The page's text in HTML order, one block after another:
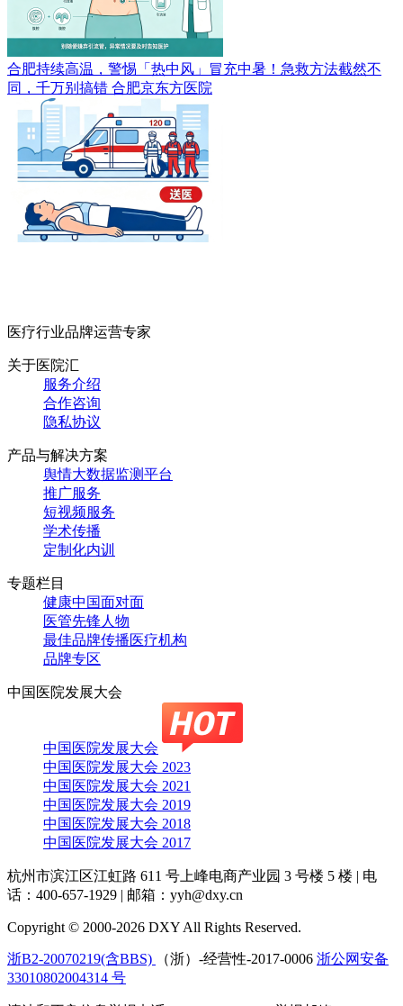
合肥持续高温，警惕「热中风」冒充中暑！急救方法截然不
同，千万别搞错 合肥京东方医院
医疗行业品牌运营专家
关于医院汇
服务介绍
合作咨询
隐私协议
产品与解决方案
舆情大数据监测平台
推广服务
短视频服务
学术传播
定制化内训
专题栏目
健康中国面对面
医管先锋人物
最佳品牌传播医疗机构
品牌专区
中国医院发展大会
中国医院发展大会
中国医院发展大会 2023
中国医院发展大会 2021
中国医院发展大会 2019
中国医院发展大会 2018
中国医院发展大会 2017
杭州市滨江区江虹路 611 号上峰电商产业园 3 号楼 5 楼 | 电
话：400-657-1929 | 邮箱：yyh@dxy.cn
Copyright © 2000-2026 DXY All Rights Reserved.
浙B2-20070219(含BBS) （浙）-经营性-2017-0006 浙公网安备
33010802004314 号